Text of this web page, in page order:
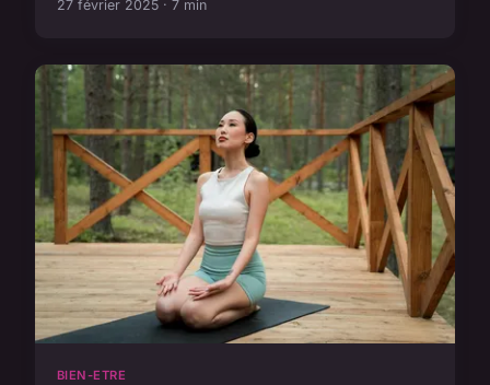
27 février 2025 · 7 min
BIEN-ETRE